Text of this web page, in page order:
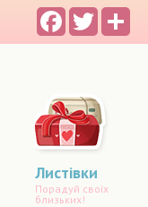
FacebookTwitter
Листівки
Порадуй своїх
близьких!